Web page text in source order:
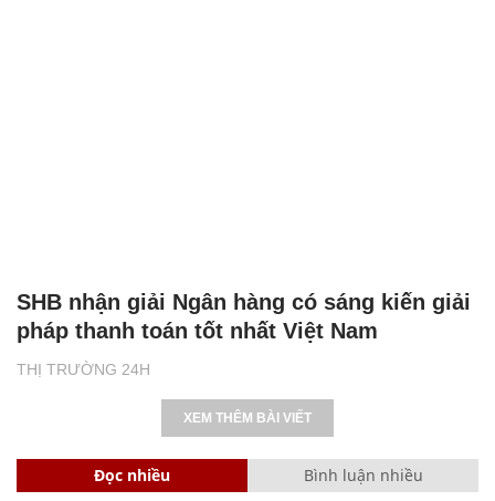
THỊ TRƯỜNG 24H
SHB nhận giải Ngân hàng có sáng kiến giải
pháp thanh toán tốt nhất Việt Nam
XEM THÊM BÀI VIẾT
Đọc nhiều Bình luận nhiều